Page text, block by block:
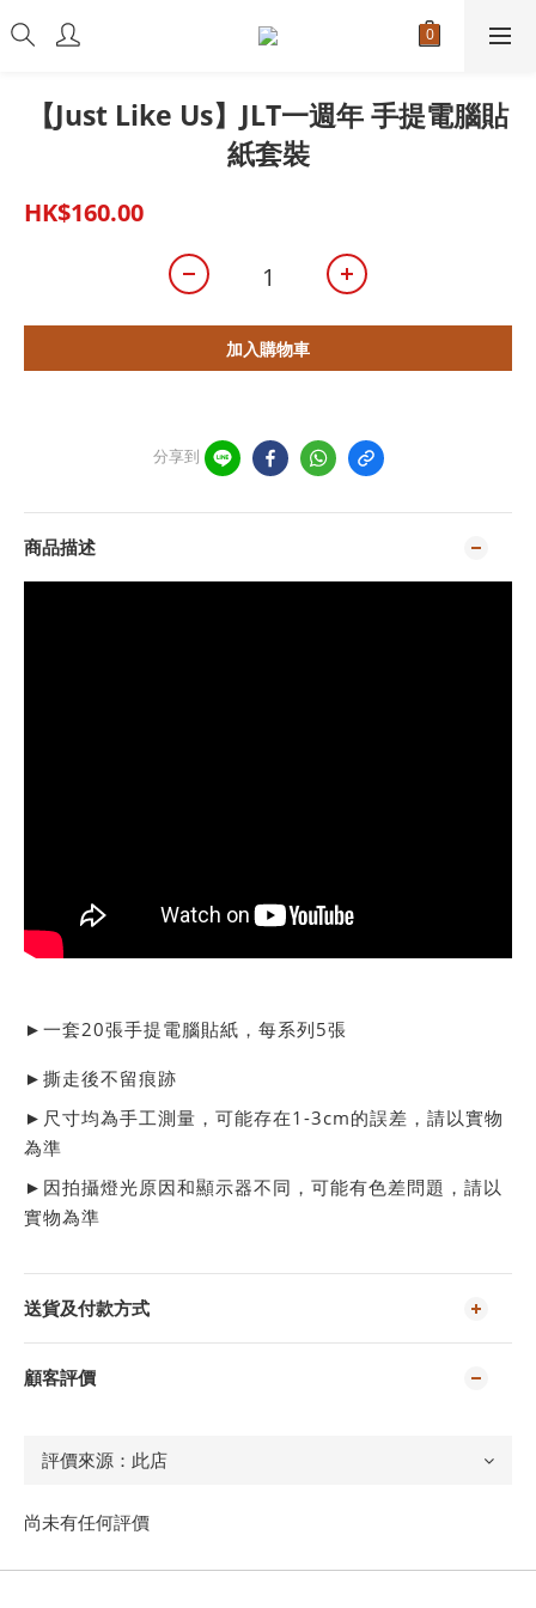
【Just Like Us】JLT一週年 手提電腦貼
紙套裝
HK$160.00
加入購物車
分享到
商品描述
►一套20張手提電腦貼紙，每系列5張
►撕走後不留痕跡
►尺寸均為手工測量，可能存在1-3cm的誤差，請以實物
為準
► 因拍攝燈光原因和顯示器不同，可能有色差問題，請以
實物為準
送貨及付款方式
顧客評價
尚未有任何評價